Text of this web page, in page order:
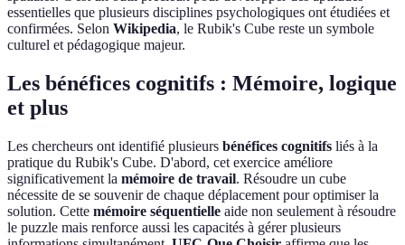
essentielles que plusieurs disciplines psychologiques ont étudiées et
confirmées. Selon Wikipedia, le Rubik's Cube reste un symbole
culturel et pédagogique majeur.
Les bénéfices cognitifs : Mémoire, logique
et plus
Les chercheurs ont identifié plusieurs bénéfices cognitifs liés à la
pratique du Rubik's Cube. D'abord, cet exercice améliore
significativement la mémoire de travail. Résoudre un cube
nécessite de se souvenir de chaque déplacement pour optimiser la
solution. Cette mémoire séquentielle aide non seulement à résoudre
le puzzle mais renforce aussi les capacités à gérer plusieurs